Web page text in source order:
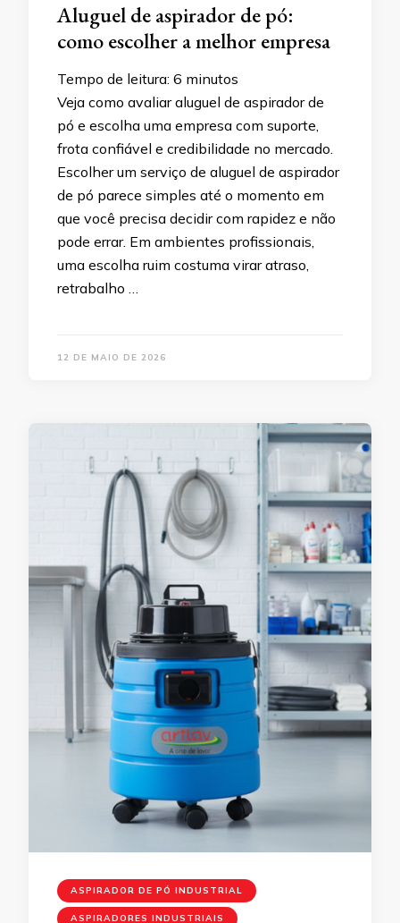
Aluguel de aspirador de pó:
como escolher a melhor empresa
Tempo de leitura: 6 minutos
Veja como avaliar aluguel de aspirador de
pó e escolha uma empresa com suporte,
frota confiável e credibilidade no mercado.
Escolher um serviço de aluguel de aspirador
de pó parece simples até o momento em
que você precisa decidir com rapidez e não
pode errar. Em ambientes profissionais,
uma escolha ruim costuma virar atraso,
retrabalho …
12 DE MAIO DE 2026
ASPIRADOR DE PÓ INDUSTRIAL
ASPIRADORES INDUSTRIAIS